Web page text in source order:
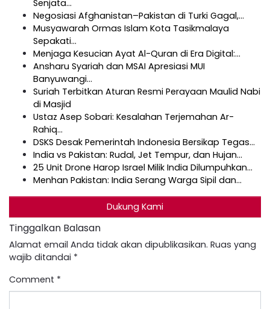
Senjata…
Negosiasi Afghanistan–Pakistan di Turki Gagal,…
Musyawarah Ormas Islam Kota Tasikmalaya
Sepakati…
Menjaga Kesucian Ayat Al-Quran di Era Digital:…
Ansharu Syariah dan MSAI Apresiasi MUI
Banyuwangi…
Suriah Terbitkan Aturan Resmi Perayaan Maulid Nabi
di Masjid
Ustaz Asep Sobari: Kesalahan Terjemahan Ar-
Rahiq…
DSKS Desak Pemerintah Indonesia Bersikap Tegas…
India vs Pakistan: Rudal, Jet Tempur, dan Hujan…
25 Unit Drone Harop Israel Milik India Dilumpuhkan…
Menhan Pakistan: India Serang Warga Sipil dan…
Dukung Kami
Tinggalkan Balasan
Alamat email Anda tidak akan dipublikasikan. Ruas yang
wajib ditandai *
Comment *